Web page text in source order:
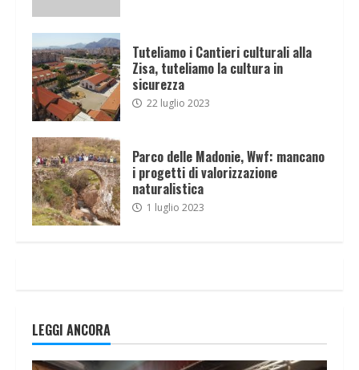
Tuteliamo i Cantieri culturali alla
Zisa, tuteliamo la cultura in
sicurezza
22 luglio 2023
Parco delle Madonie, Wwf: mancano
i progetti di valorizzazione
naturalistica
1 luglio 2023
LEGGI ANCORA